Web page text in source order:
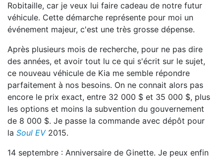
Robitaille, car je veux lui faire cadeau de notre futur
véhicule. Cette démarche représente pour moi un
événement majeur, c'est une très grosse dépense.
Après plusieurs mois de recherche, pour ne pas dire
des années, et avoir tout lu ce qui s'écrit sur le sujet,
ce nouveau véhicule de Kia me semble répondre
parfaitement à nos besoins. On ne connait alors pas
encore le prix exact, entre 32 000 $ et 35 000 $, plus
les options et moins la subvention du gouvernement
de 8 000 $. Je passe la commande avec dépôt pour
la Soul EV2015.
14 septembre : Anniversaire de Ginette. Je peux enfin